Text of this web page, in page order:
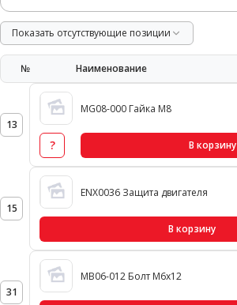
Показать отсутствующие позиции
№ Наименование
13
MG08-000 Гайка М8
? В корзину
15
ENX0036 Защита двигателя
В корзину
31
MB06-012 Болт М6х12